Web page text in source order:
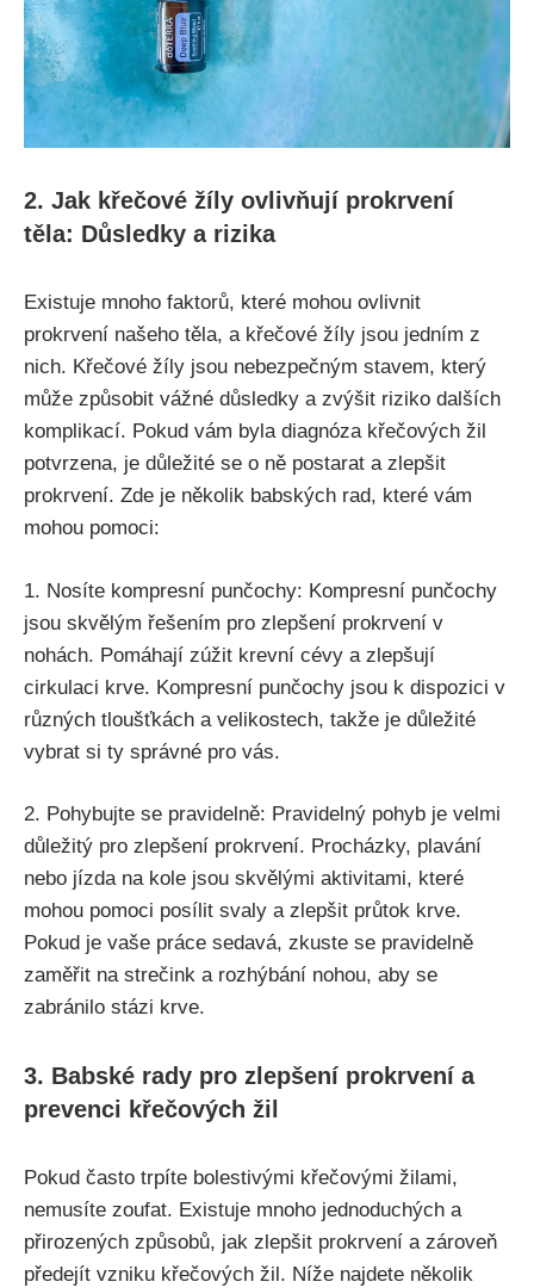
2. Jak křečové žíly ovlivňují ​prokrvení
těla: Důsledky⁢ a‌ rizika
Existuje mnoho faktorů,⁣ které mohou‌ ovlivnit
prokrvení našeho těla,‌ a křečové žíly jsou jedním ‍z
nich. Křečové žíly jsou nebezpečným stavem, který
může způsobit vážné důsledky a zvýšit riziko dalších‍
komplikací. Pokud vám byla​ diagnóza‍ křečových žil
potvrzena, je důležité se⁣ o ně postarat a zlepšit
prokrvení. Zde je několik babských ⁣rad, které vám
mohou pomoci:
1. Nosíte kompresní punčochy: Kompresní punčochy
jsou skvělým ‍řešením pro zlepšení prokrvení⁤ v‍
nohách.‍ Pomáhají zúžit krevní cévy a ​zlepšují
cirkulaci krve. Kompresní​ punčochy jsou k dispozici v
různých‌ tloušťkách a velikostech, takže je ‌důležité
vybrat si ty‌ správné pro vás.
2. Pohybujte ‌se pravidelně: Pravidelný pohyb ‍je velmi
důležitý pro zlepšení ​prokrvení. Procházky, ⁤plavání
nebo jízda na ​kole jsou skvělými aktivitami,⁣ které‌
mohou pomoci posílit⁣ svaly a zlepšit průtok krve.
Pokud je⁣ vaše práce sedavá, zkuste se pravidelně
zaměřit na strečink ⁣a rozhýbání nohou,‌ aby se
zabránilo stázi krve.
3. Babské rady pro‍ zlepšení ‌prokrvení a
prevenci křečových žil
Pokud často trpíte ⁤bolestivými křečovými žilami,
nemusíte​ zoufat. Existuje mnoho jednoduchých a
přirozených způsobů, jak⁢ zlepšit prokrvení a zároveň
předejít vzniku křečových žil. Níže najdete ​několik